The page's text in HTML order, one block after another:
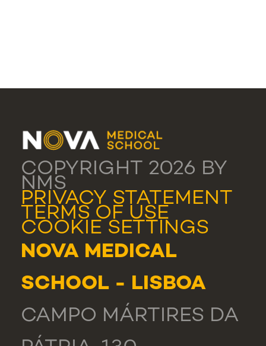
COPYRIGHT 2026 BY
NMS
PRIVACY STATEMENT
TERMS OF USE
COOKIE SETTINGS
NOVA MEDICAL
SCHOOL - LISBOA
CAMPO MÁRTIRES DA